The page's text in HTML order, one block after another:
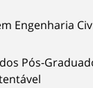
Engenharia
Pós-